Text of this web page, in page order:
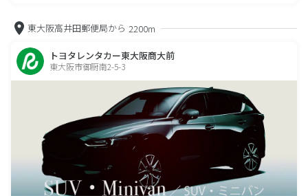
東大阪高井田郵便局から 2200m
トヨタレンタカー東大阪商大前
東大阪市御厨南2-5-3